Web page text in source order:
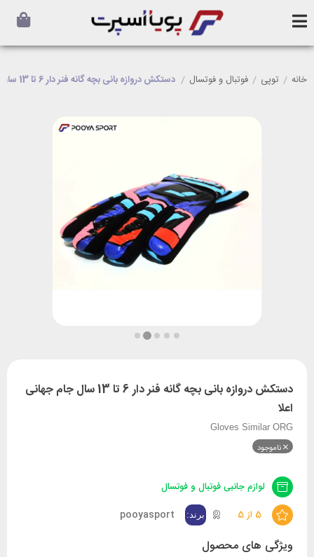
خانه / توپی / فوتبال و فوتسال / دستکش دروازه بانی بچه گانه فنر دار 6 تا 13 سال جام جهانی اعلا
دستکش دروازه بانی بچه گانه فنر دار 6 تا 13 سال جام جهانی
اعلا
ناموجود
Gloves Similar ORG
لوازم جانبی فوتبال و فوتسال
5 از 5
pooyasport
ویژگی های محصول